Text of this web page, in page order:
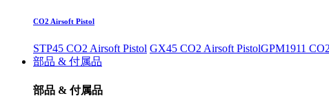
CO2 Airsoft Pistol
STP45 CO2 Airsoft Pistol GX45 CO2 Airsoft PistolGPM1911
部品 & 付属品
部品 & 付属品